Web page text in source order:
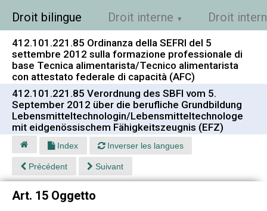
Droit bilingue Droit interne Droit
412.101.221.85 Ordinanza della SEFRI del 5
settembre 2012 sulla formazione professionale di
base Tecnica alimentarista/Tecnico alimentarista
con attestato federale di capacità (AFC)
412.101.221.85 Verordnung des SBFI vom 5.
September 2012 über die berufliche Grundbildung
Lebensmitteltechnologin/Lebensmitteltechnologe
mit eidgenössischem Fähigkeitszeugnis (EFZ)
Index Inverser les langues
Précédent Suivant
Art. 15 Oggetto